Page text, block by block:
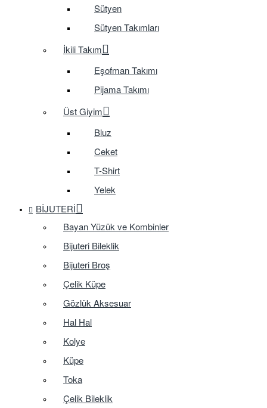
Sütyen
Sütyen Takımları
İkili Takım
Eşofman Takımı
Pijama Takımı
Üst Giyim
Bluz
Ceket
T-Shirt
Yelek
BIJUTERI
Bayan Yüzük ve Kombinler
Bijuteri Bileklik
Bijuteri Broş
Çelik Küpe
Gözlük Aksesuar
Hal Hal
Kolye
Küpe
Toka
Çelik Bileklik